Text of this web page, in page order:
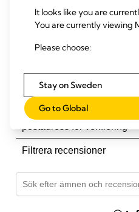
It looks like you are
You are currently viewing
Please choose:
Stay on Sweden
Go to Global